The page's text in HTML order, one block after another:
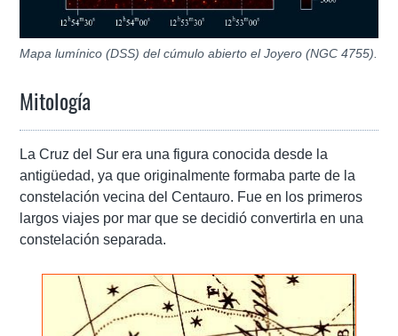
Mapa lumínico (DSS) del cúmulo abierto el Joyero (NGC 4755).
Mitología
La Cruz del Sur era una figura conocida desde la
antigüedad, ya que originalmente formaba parte de la
constelación vecina del Centauro. Fue en los primeros
largos viajes por mar que se decidió convertirla en una
constelación separada.